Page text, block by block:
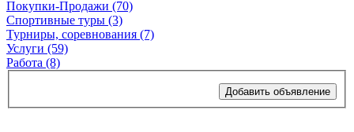
Покупки-Продажи (70)
Спортивные туры (3)
Турниры, соревнования (7)
Услуги (59)
Работа (8)
Добавить объявление